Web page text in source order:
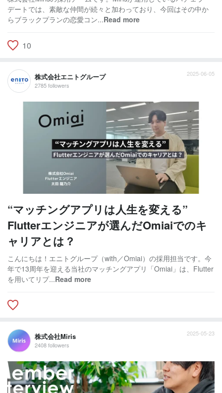
デートでは、素敵な仲間が続々と加わっており、今回はその中か
らブラックプランの恋愛コン...Read more
10
株式会社エニトグループ
2785 followers
2025-06-05
“マッチングアプリは人生を変える”
Flutterエンジニアが選んだOmiaiでのキ
ャリアとは？
こんにちは！エニトグループ（with／Omiai）の採用担当です。今
年で13周年を迎える当社のマッチングアプリ「Omiai」は、Flutter
を用いてリプ...Read more
株式会社Miris
2408 followers
2025-05-23